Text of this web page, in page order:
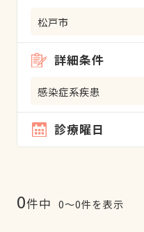
松戸市
詳細条件
感染症系疾患
診療曜日
0件中 0〜0件を表示